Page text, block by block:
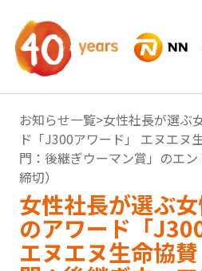
お知らせ一覧>女性社長が選ぶ
ド「J300アワード」 エヌエヌ
門：後継ぎウーマン賞」のエ
締切）
女性社長が選ぶ
のアワード「
エヌエヌ生命協